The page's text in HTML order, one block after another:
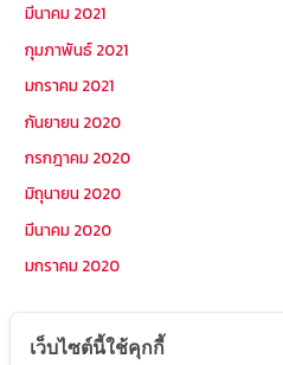
มีนาคม 2021
กุมภาพันธ์ 2021
มกราคม 2021
กันยายน 2020
กรกฎาคม 2020
มิถุนายน 2020
มีนาคม 2020
มกราคม 2020
หมวดหมู่
เว็บไซต์นี้ใช้คุกกี้